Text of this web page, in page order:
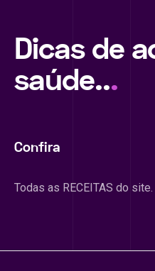
Dicas de
saúde...
Confira
Todas as RECEITAS do site.